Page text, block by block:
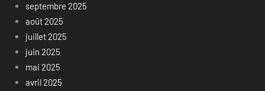
septembre 2025
août 2025
juillet 2025
juin 2025
mai 2025
avril 2025